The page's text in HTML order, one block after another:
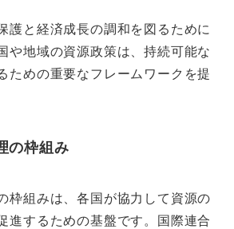
護と経済成長の調和を図るために
や地域の資源政策は、持続可能な
ための重要なフレームワークを提
の枠組み
枠組みは、各国が協力して資源の
進するための基盤です。国際連合